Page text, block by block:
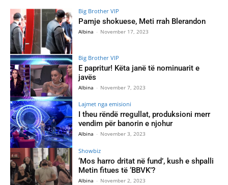
Big Brother VIP
Pamje shokuese, Meti rrah Blerandon
Albina - November 17, 2023
Big Brother VIP
E papritur! Këta janë të nominuarit e
javës
Albina - November 7, 2023
Lajmet nga emisioni
I theu rëndë rregullat, produksioni merr
vendim për banorin e njohur
Albina - November 3, 2023
Showbiz
‘Mos harro dritat në fund’, kush e shpalli
Metin fitues të ‘BBVK’?
Albina - November 2, 2023